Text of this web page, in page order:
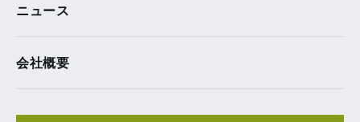
ニュース
会社概要